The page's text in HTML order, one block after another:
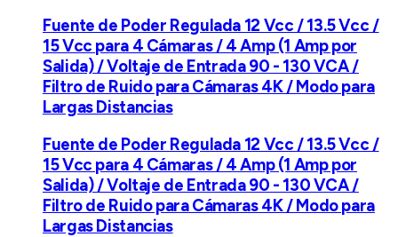
Fuente de Poder Regulada 12 Vcc / 13.5 Vcc /
15 Vcc para 4 Cámaras / 4 Amp (1 Amp por
Salida) / Voltaje de Entrada 90 - 130 VCA /
Filtro de Ruido para Cámaras 4K / Modo para
Largas Distancias
Fuente de Poder Regulada 12 Vcc / 13.5 Vcc /
15 Vcc para 4 Cámaras / 4 Amp (1 Amp por
Salida) / Voltaje de Entrada 90 - 130 VCA /
Filtro de Ruido para Cámaras 4K / Modo para
Largas Distancias